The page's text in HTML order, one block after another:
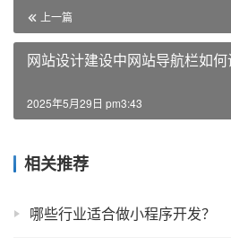
上一篇
网站设计建设中网站导航栏如何
2025年5月29日 pm3:43
相关推荐
哪些行业适合做小程序开发？